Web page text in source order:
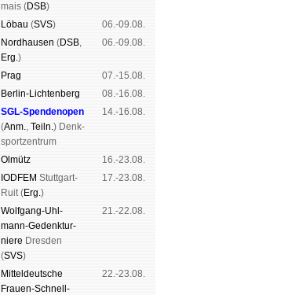
mais (DSB)
Lö­bau (SVS)
06.-09.08.
Nord­hau­sen (DSB,
Erg.)
06.-09.08.
Prag
07.-15.08.
Berlin-Lich­ten­berg
08.-16.08.
SGL-Spenden­open
(Anm., Teiln.) Denk­
sport­zen­trum
14.-16.08.
Ol­mütz
16.-23.08.
IODFEM Stutt­gart-
Ruit (Erg.)
17.-23.08.
Wolf­gang-Uhl­
mann-Ge­denk­tur­
niere Dres­den
(SVS)
21.-22.08.
Mit­tel­deu­tsche
Frauen-Schnell­
22.-23.08.